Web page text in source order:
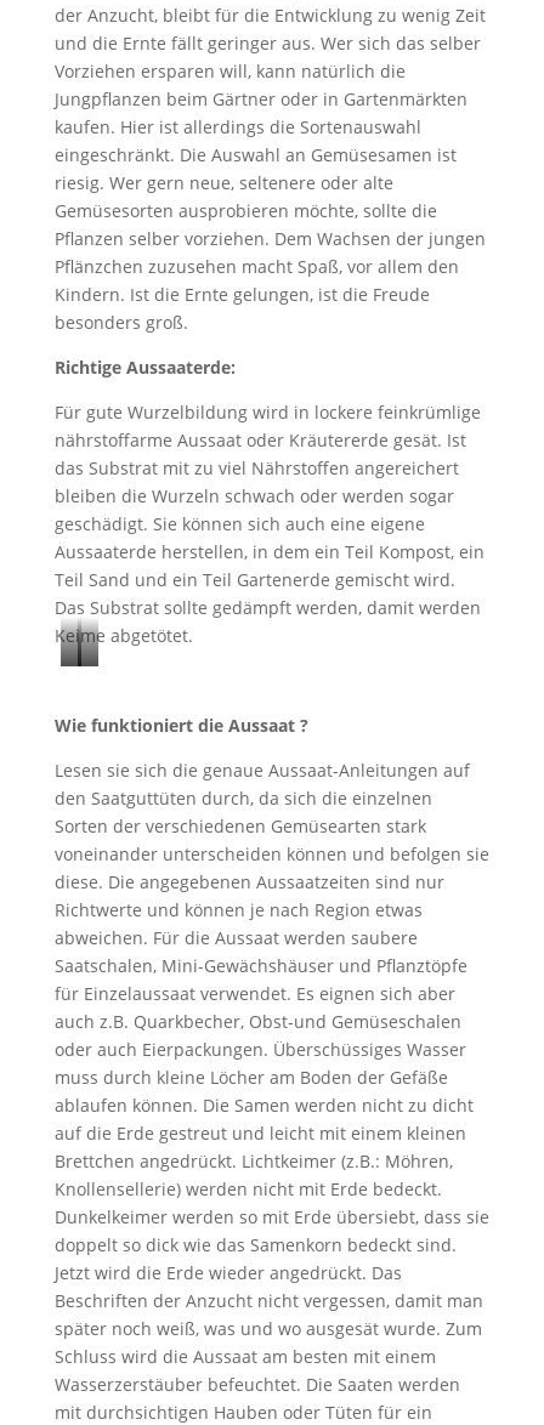
der Anzucht, bleibt für die Entwicklung zu wenig Zeit
und die Ernte fällt geringer aus. Wer sich das selber
Vorziehen ersparen will, kann natürlich die
Jungpflanzen beim Gärtner oder in Gartenmärkten
kaufen. Hier ist allerdings die Sortenauswahl
eingeschränkt. Die Auswahl an Gemüsesamen ist
riesig. Wer gern neue, seltenere oder alte
Gemüsesorten ausprobieren möchte, sollte die
Pflanzen selber vorziehen. Dem Wachsen der jungen
Pflänzchen zuzusehen macht Spaß, vor allem den
Kindern. Ist die Ernte gelungen, ist die Freude
besonders groß.
Richtige Aussaaterde:
Für gute Wurzelbildung wird in lockere feinkrümlige
nährstoffarme Aussaat oder Kräutererde gesät. Ist
das Substrat mit zu viel Nährstoffen angereichert
bleiben die Wurzeln schwach oder werden sogar
geschädigt. Sie können sich auch eine eigene
Aussaaterde herstellen, in dem ein Teil Kompost, ein
Teil Sand und ein Teil Gartenerde gemischt wird.
Das Substrat sollte gedämpft werden, damit werden
Keime abgetötet.
F
e
i
l
a
n
d
r
k
e
G
m
ü
s
e
i
m
r
t
e
n
Wie funktioniert die Aussaat ?
Lesen sie sich die genaue Aussaat-Anleitungen auf
den Saatguttüten durch, da sich die einzelnen
Sorten der verschiedenen Gemüsearten stark
voneinander unterscheiden können und befolgen sie
diese. Die angegebenen Aussaatzeiten sind nur
Richtwerte und können je nach Region etwas
abweichen. Für die Aussaat werden saubere
Saatschalen, Mini-Gewächshäuser und Pflanztöpfe
für Einzelaussaat verwendet. Es eignen sich aber
auch z.B. Quarkbecher, Obst-und Gemüseschalen
oder auch Eierpackungen. Überschüssiges Wasser
muss durch kleine Löcher am Boden der Gefäße
ablaufen können. Die Samen werden nicht zu dicht
auf die Erde gestreut und leicht mit einem kleinen
Brettchen angedrückt. Lichtkeimer (z.B.: Möhren,
Knollensellerie) werden nicht mit Erde bedeckt.
Dunkelkeimer werden so mit Erde übersiebt, dass sie
doppelt so dick wie das Samenkorn bedeckt sind.
Jetzt wird die Erde wieder angedrückt. Das
Beschriften der Anzucht nicht vergessen, damit man
später noch weiß, was und wo ausgesät wurde. Zum
Schluss wird die Aussaat am besten mit einem
Wasserzerstäuber befeuchtet. Die Saaten werden
mit durchsichtigen Hauben oder Tüten für ein